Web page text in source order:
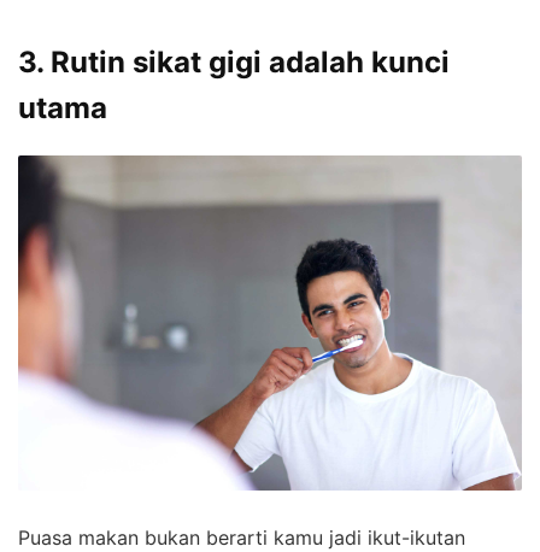
3. Rutin sikat gigi adalah kunci
utama
Puasa makan bukan berarti kamu jadi ikut-ikutan